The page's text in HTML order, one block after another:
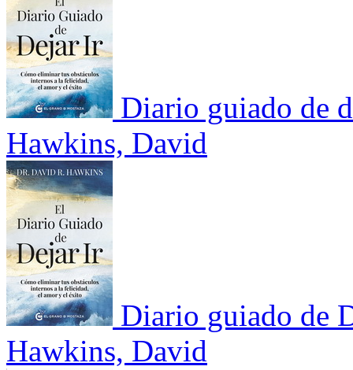
Diario guiado de
Hawkins, David
Diario guiado de
Hawkins, David